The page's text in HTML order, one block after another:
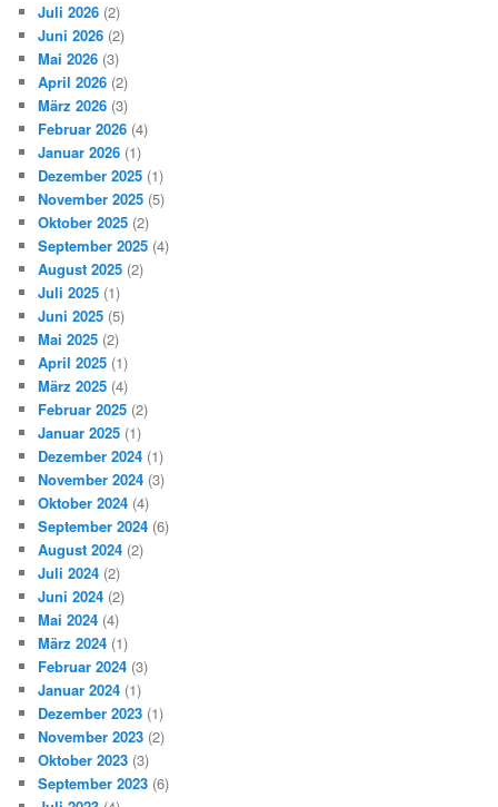
Juli 2026 (2)
Juni 2026 (2)
Mai 2026 (3)
April 2026 (2)
März 2026 (3)
Februar 2026 (4)
Januar 2026 (1)
Dezember 2025 (1)
November 2025 (5)
Oktober 2025 (2)
September 2025 (4)
August 2025 (2)
Juli 2025 (1)
Juni 2025 (5)
Mai 2025 (2)
April 2025 (1)
März 2025 (4)
Februar 2025 (2)
Januar 2025 (1)
Dezember 2024 (1)
November 2024 (3)
Oktober 2024 (4)
September 2024 (6)
August 2024 (2)
Juli 2024 (2)
Juni 2024 (2)
Mai 2024 (4)
März 2024 (1)
Februar 2024 (3)
Januar 2024 (1)
Dezember 2023 (1)
November 2023 (2)
Oktober 2023 (3)
September 2023 (6)